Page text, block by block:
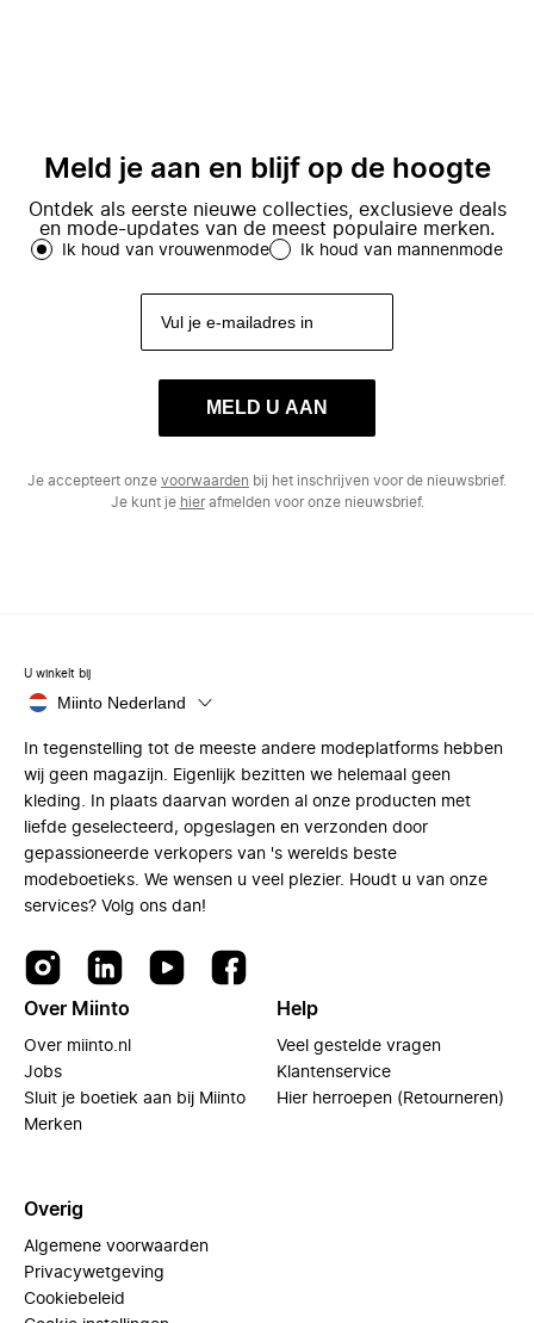
Meld je aan en blijf op de hoogte
Ontdek als eerste nieuwe collecties, exclusieve deals
en mode-updates van de meest populaire merken.
Ik houd van vrouwenmode Ik houd van mannenmode
MELD U AAN
Je accepteert onze voorwaarden bij het inschrijven voor de nieuwsbrief.
Je kunt je hierafmelden voor onze nieuwsbrief.
U winkelt bij
Miinto Nederland
In tegenstelling tot de meeste andere modeplatforms hebben
wij geen magazijn. Eigenlijk bezitten we helemaal geen
kleding. In plaats daarvan worden al onze producten met
liefde geselecteerd, opgeslagen en verzonden door
gepassioneerde verkopers van 's werelds beste
modeboetieks. We wensen u veel plezier. Houdt u van onze
services? Volg ons dan!
Over Miinto
Over miinto.nl
Jobs
Sluit je boetiek aan bij Miinto
Merken
Help
Veel gestelde vragen
Klantenservice
Hier herroepen (Retourneren)
Overig
Algemene voorwaarden
Privacywetgeving
Cookiebeleid